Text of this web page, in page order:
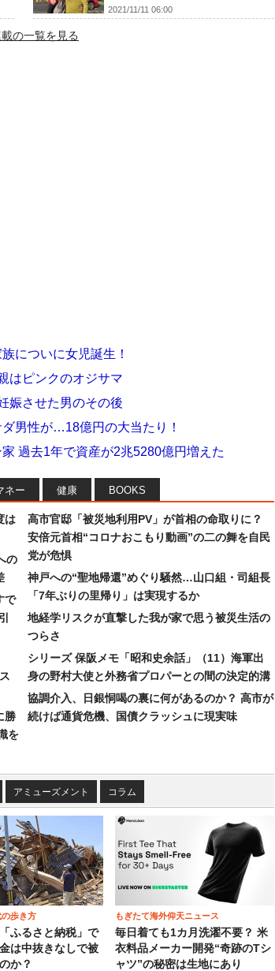
2021/11/11 06:00
の一覧を見る
についに女児誕生！
はピンクのオジサマ
娠させた男のその後
男性が…18億円の大当たり！
過去1年で資産が2兆5280億円増えた
ネー 健康 BOOKS
は
の
で
勝
を
高市官邸「被災地利用PV」が首相の命取りに？
安倍元首相“コロナおこもり動画”の二の舞を自民
党が危惧
神戸への“聖地帰還”めぐり騒然…山口組・司組長
「7年ぶりの里帰り」は実現するか
地経学リスクが直撃した我が家で思う被災生活の
つらさ
シリーズ 保阪メモ「昭和史余話」（11）海軍出
身の野村大使と外務省プロパーとの間の決定的溝
協調介入、日銀恫喝の裏に何があるのか？ 高市が
続けば通貨危機、国債クラッシュに現実味
アミューズメント コラム
の歩き方
ふるさと納税」で
は中抜きなしで被
か？
もぎたて海外仰天ニュース
毎日着ても1カ月洗濯不要？ 米
衣料品メーカー開発“奇跡のTシ
ャツ”の秘密は生地にあり